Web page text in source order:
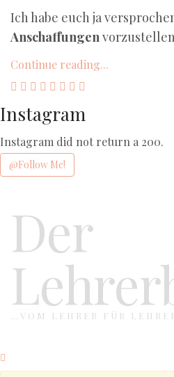
Ich habe euch ja
Anschaffungen
Continue reading...
Instagram
Instagram did not return a 200.
@Follow Me!
Der
…VOM LEHRER FÜR